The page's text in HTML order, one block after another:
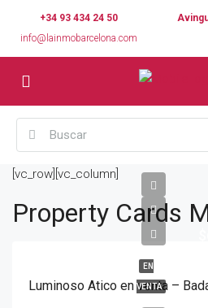
+34 93 434 24 50
info@lainmobarcelona.com
[vc_row][vc_column]
Property Cards
EN
VENTA
Luminoso Atico en venta –